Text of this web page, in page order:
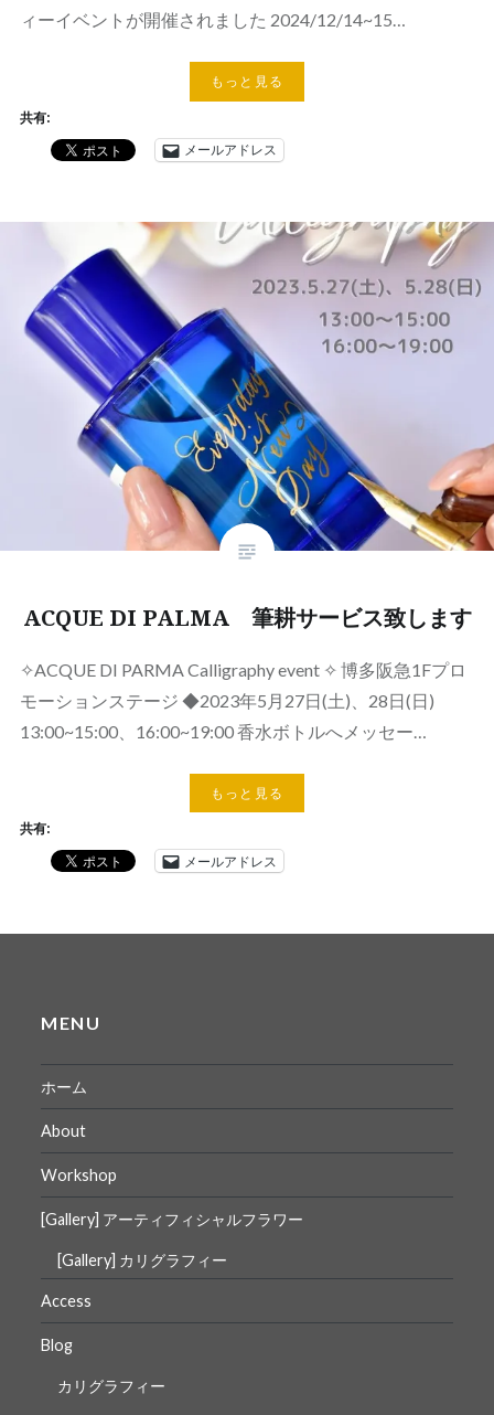
ィーイベントが開催されました 2024/12/14~15…
もっと見る
共有:
メールアドレス
ACQUE DI PALMA 筆耕サービス致します
✧ACQUE DI PARMA Calligraphy event ✧ 博多阪急1Fプロ
モーションステージ ◆2023年5月27日(土)、28日(日)
13:00~15:00、16:00~19:00 香水ボトルへメッセー…
もっと見る
共有:
メールアドレス
MENU
ホーム
About
Workshop
[Gallery] アーティフィシャルフラワー
[Gallery] カリグラフィー
Access
Blog
カリグラフィー